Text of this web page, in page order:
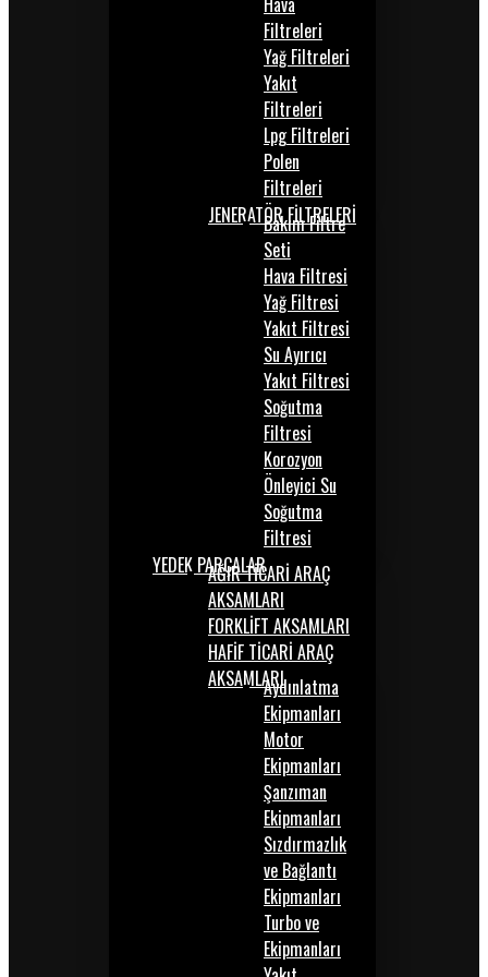
Filtreleri
Yağ Filtreleri
Yakıt
Filtreleri
Lpg Filtreleri
Polen
Filtreleri
JENERATÖR FİLTRELERİ
Bakım Filtre
Seti
Hava Filtresi
Yağ Filtresi
Yakıt Filtresi
Su Ayırıcı
Yakıt Filtresi
Soğutma
Filtresi
Korozyon
Önleyici Su
Soğutma
Filtresi
YEDEK PARÇALARAĞIR TİCARİ ARAÇ
AKSAMLARI
FORKLİFT AKSAMLARI
HAFİF TİCARİ ARAÇ
AKSAMLARIAydınlatma
Ekipmanları
Motor
Ekipmanları
Şanzıman
Ekipmanları
Sızdırmazlık
ve Bağlantı
Ekipmanları
Turbo ve
Ekipmanları